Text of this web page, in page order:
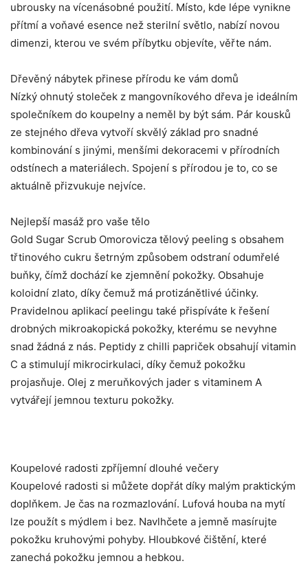
ubrousky na vícenásobné použití. Místo, kde lépe vynikne
přítmí a voňavé esence než sterilní světlo, nabízí novou
dimenzi, kterou ve svém příbytku objevíte, věřte nám.
Dřevěný nábytek přinese přírodu ke vám domů
Nízký ohnutý stoleček z mangovníkového dřeva je ideálním
společníkem do koupelny a neměl by být sám. Pár kousků
ze stejného dřeva vytvoří skvělý základ pro snadné
kombinování s jinými, menšími dekoracemi v přírodních
odstínech a materiálech. Spojení s přírodou je to, co se
aktuálně přizvukuje nejvíce.
Nejlepší masáž pro vaše tělo
Gold Sugar Scrub Omorovicza tělový peeling s obsahem
třtinového cukru šetrným způsobem odstraní odumřelé
buňky, čímž dochází ke zjemnění pokožky. Obsahuje
koloidní zlato, díky čemuž má protizánětlivé účinky.
Pravidelnou aplikací peelingu také přispíváte k řešení
drobných mikroakopická pokožky, kterému se nevyhne
snad žádná z nás. Peptidy z chilli papriček obsahují vitamin
C a stimulují mikrocirkulaci, díky čemuž pokožku
projasňuje. Olej z meruňkových jader s vitaminem A
vytvářejí jemnou texturu pokožky.
Koupelové radosti zpříjemní dlouhé večery
Koupelové radosti si můžete dopřát díky malým praktickým
doplňkem. Je čas na rozmazlování. Lufová houba na mytí
lze použít s mýdlem i bez. Navlhčete a jemně masírujte
pokožku kruhovými pohyby. Hloubkové čištění, které
zanechá pokožku jemnou a hebkou.